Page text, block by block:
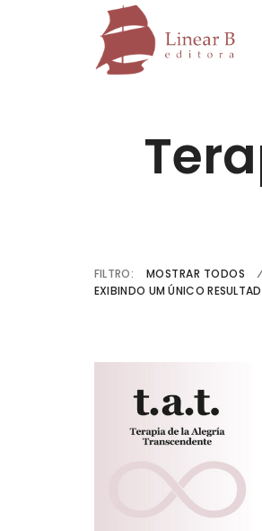
FILTRO: MOSTRAR TODOS
EXIBINDO UM ÚNICO